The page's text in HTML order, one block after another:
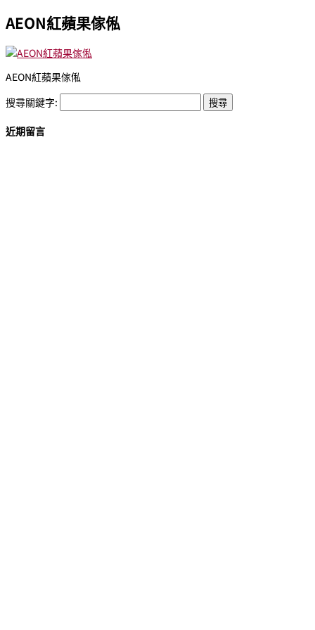
AEON紅蘋果傢俬
AEON紅蘋果傢俬
搜尋關鍵字:
近期留言